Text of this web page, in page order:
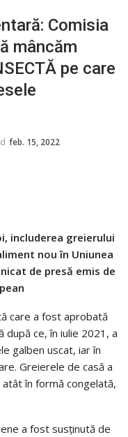
Comisia
mâncăm
pe care
feb. 15, 2022
includerea greierului
nou în Uniunea
de presă emis de
care a fost aprobată
după ce, în iulie 2021, a
galben uscat, iar în
Greierele de casă a
în formă congelată,
a fost susţinută de